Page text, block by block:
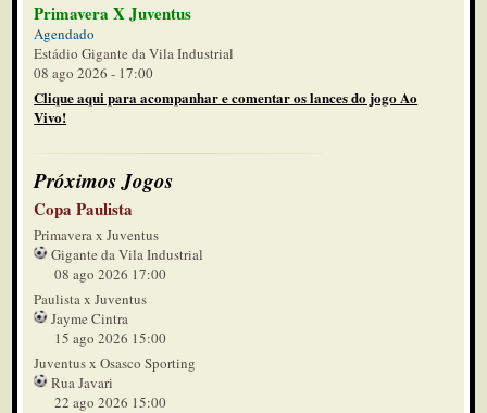
Primavera X Juventus
Agendado
Estádio Gigante da Vila Industrial
08 ago 2026 - 17:00
Clique aqui para acompanhar e comentar os lances do jogo Ao
Vivo!
Próximos Jogos
Copa Paulista
Primavera x Juventus
Gigante da Vila Industrial
08 ago 2026 17:00
Paulista x Juventus
Jayme Cintra
15 ago 2026 15:00
Juventus x Osasco Sporting
Rua Javari
22 ago 2026 15:00